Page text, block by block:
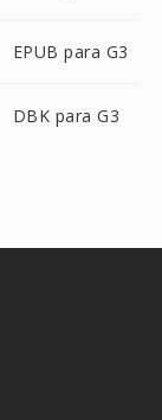
EPUB para G3
DBK para G3